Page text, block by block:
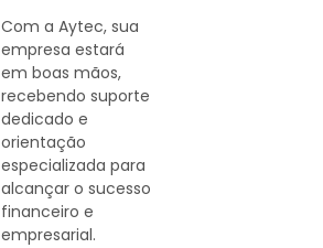
Com a Aytec, sua
empresa estará
em boas mãos,
recebendo suporte
dedicado e
orientação
especializada para
alcançar o sucesso
financeiro e
empresarial.